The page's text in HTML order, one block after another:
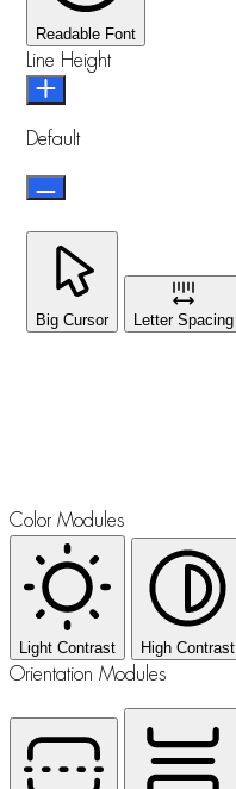
Readable Font
Line Height
Default
Big Cursor Letter Spacing
Color Modules
Light Contrast High Contrast
Orientation Modules